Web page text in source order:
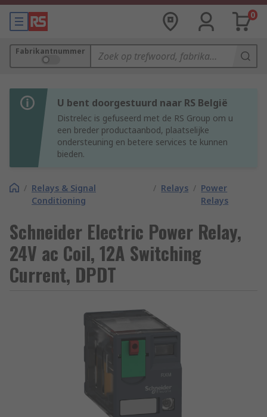
0
Fabrikantnummer
U bent doorgestuurd naar RS België
Distrelec is gefuseerd met de RS Group om u
een breder productaanbod, plaatselijke
ondersteuning en betere services te kunnen
bieden.
/ Relays & Signal
Conditioning
/ Relays / Power
Relays
Schneider Electric Power Relay,
24V ac Coil, 12A Switching
Current, DPDT